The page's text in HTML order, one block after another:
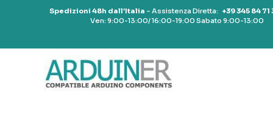
Spedizioni 48h dall’Italia – Assistenza Diretta: +39 345 84 71
Ven: 9:00-13:00/ 16:00-19:00 Sabato 9:00-13:00